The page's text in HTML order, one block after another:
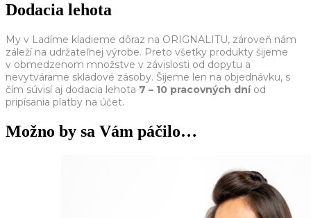
Dodacia lehota
My v Ladíme kladieme dôraz na ORIGNALITU, zároveň nám
záleží na udržateľnej výrobe. Preto všetky produkty šijeme
v obmedzenom množstve v závislosti od dopytu a
nevytvárame skladové zásoby. Šijeme len na objednávku, s
čím súvisí aj dodacia lehota 7 – 10 pracovných dníod
pripísania platby na účet.
Možno by sa Vám páčilo…